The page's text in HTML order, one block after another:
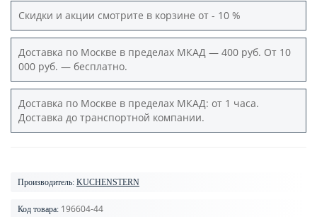
Скидки и акции смотрите в корзине от - 10 %
Доставка по Москве в пределах МКАД — 400 руб. От 10
000 руб. — бесплатно.
Доставка по Москве в пределах МКАД: от 1 часа.
Доставка до транспортной компании.
Производитель: KUCHENSTERN
Код товара: 196604-44